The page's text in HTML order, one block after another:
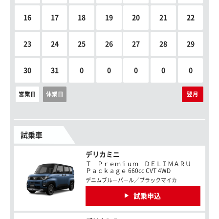
16 17 18 19 20 21 22
23 24 25 26 27 28 29
30 31 0 0 0 0 0
営業日 休業日 翌月
試乗車
デリカミニ
Ｔ Ｐｒｅｍｉｕｍ ＤＥＬＩＭＡＲＵ
Ｐａｃｋａｇｅ 660cc CVT 4WD
デニムブルーパール／ブラックマイカ
試乗申込